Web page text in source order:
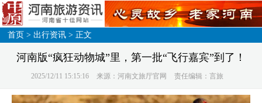
首页 >出行资讯 > 正文
河南版“疯狂动物城”里，第一批“飞行嘉宾”到了！
2025/12/11 15:15:16 来源：河南文旅厅官网 责任编辑：言旅